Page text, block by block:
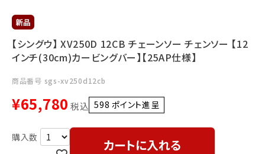
メールでのお問い合わせ
info@agriz.net
FAXでのご注文
0739-72-453224時間受付
【シングウ】 XV250D 12CB チェーンソー チェンソー 【12
インチ(30cm)カービングバー】【25AP仕様】
商品番号 sgs-xv250d12cb
¥65,780 税込 598 ポイント進呈 ]
カートに入れる